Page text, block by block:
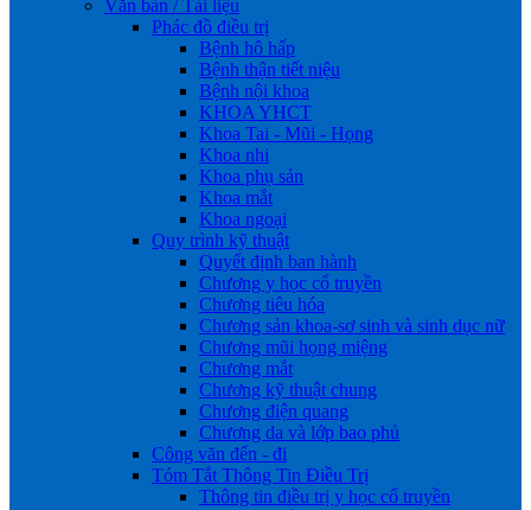
Văn bản / Tài liệu
Phác đồ điều trị
Bệnh hô hấp
Bệnh thận tiết niệu
Bệnh nội khoa
KHOA YHCT
Khoa Tai - Mũi - Họng
Khoa nhi
Khoa phụ sản
Khoa mắt
Khoa ngoại
Quy trình kỹ thuật
Quyết định ban hành
Chương y học cổ truyền
Chương tiêu hóa
Chương sản khoa-sơ sinh và sinh dục nữ
Chương mũi họng miệng
Chương mắt
Chương kỹ thuật chung
Chương điện quang
Chương da và lớp bao phủ
Công văn đến - đi
Tóm Tắt Thông Tin Điều Trị
Thông tin điều trị y học cổ truyền